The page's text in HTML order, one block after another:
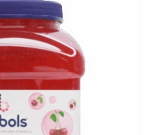
DETAILS